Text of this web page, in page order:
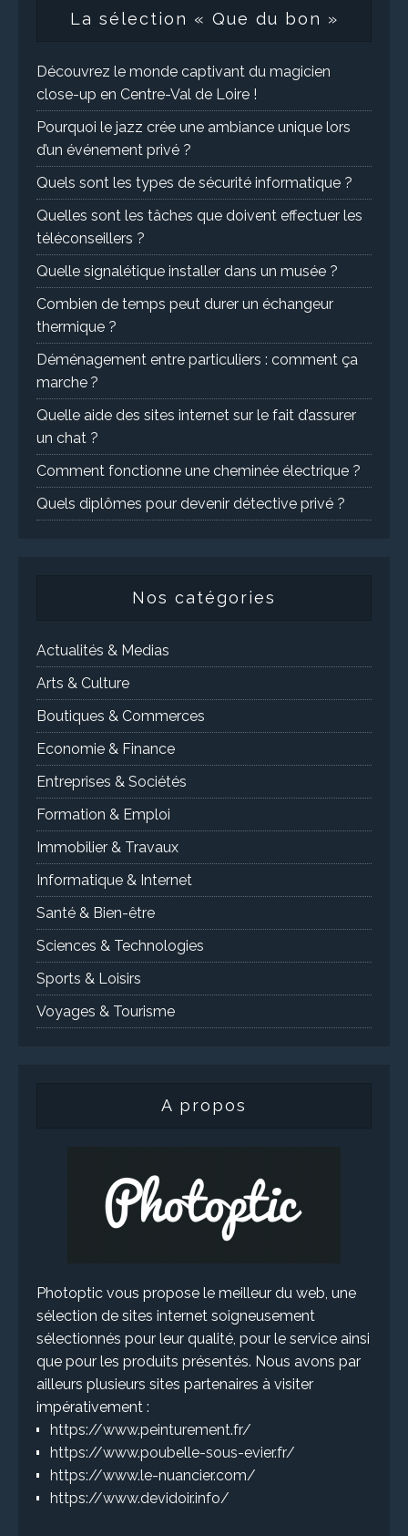
La sélection « Que du bon »
Découvrez le monde captivant du magicien
close-up en Centre-Val de Loire !
Pourquoi le jazz crée une ambiance unique lors
d’un événement privé ?
Quels sont les types de sécurité informatique ?
Quelles sont les tâches que doivent effectuer les
téléconseillers ?
Quelle signalétique installer dans un musée ?
Combien de temps peut durer un échangeur
thermique ?
Déménagement entre particuliers : comment ça
marche ?
Quelle aide des sites internet sur le fait d’assurer
un chat ?
Comment fonctionne une cheminée électrique ?
Quels diplômes pour devenir détective privé ?
Nos catégories
Actualités & Medias
Arts & Culture
Boutiques & Commerces
Economie & Finance
Entreprises & Sociétés
Formation & Emploi
Immobilier & Travaux
Informatique & Internet
Santé & Bien-être
Sciences & Technologies
Sports & Loisirs
Voyages & Tourisme
A propos
Photoptic vous propose le meilleur du web, une
sélection de sites internet soigneusement
sélectionnés pour leur qualité, pour le service ainsi
que pour les produits présentés. Nous avons par
ailleurs plusieurs sites partenaires à visiter
impérativement :
https://www.peinturement.fr/
https://www.poubelle-sous-evier.fr/
https://www.le-nuancier.com/
https://www.devidoir.info/